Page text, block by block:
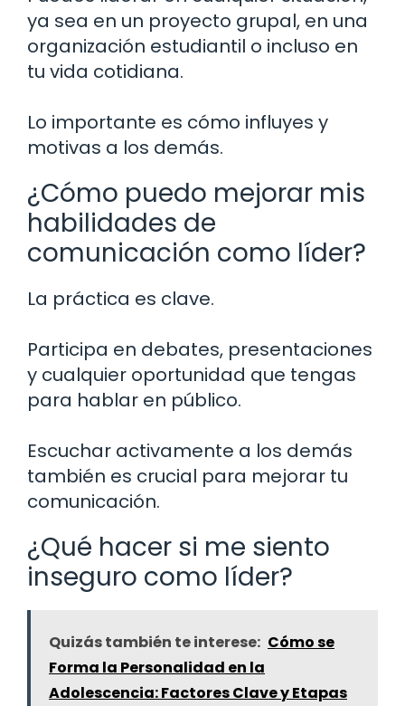
ya sea en un proyecto grupal, en una
organización estudiantil o incluso en
tu vida cotidiana.
Lo importante es cómo influyes y
motivas a los demás.
¿Cómo puedo mejorar mis
habilidades de
comunicación como líder?
La práctica es clave.
Participa en debates, presentaciones
y cualquier oportunidad que tengas
para hablar en público.
Escuchar activamente a los demás
también es crucial para mejorar tu
comunicación.
¿Qué hacer si me siento
inseguro como líder?
Quizás también te interese: Cómo se
Forma la Personalidad en la
Adolescencia: Factores Clave y Etapas